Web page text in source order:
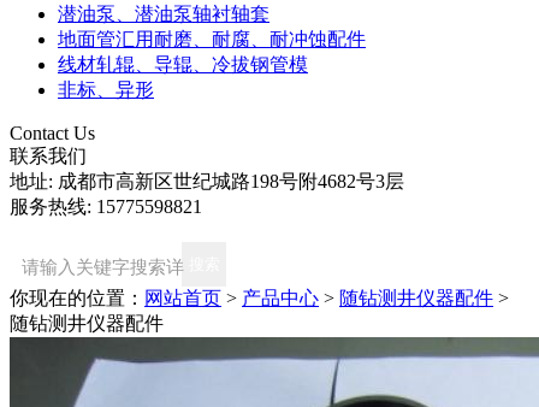
潜油泵、潜油泵轴衬轴套
地面管汇用耐磨、耐腐、耐冲蚀配件
线材轧辊、导辊、冷拔钢管模
非标、异形
Contact Us
联系我们
地址: 成都市高新区世纪城路198号附4682号3层
服务热线: 15775598821
你现在的位置： 网站首页 > 产品中心 > 随钻测井仪器配件 >
随钻测井仪器配件